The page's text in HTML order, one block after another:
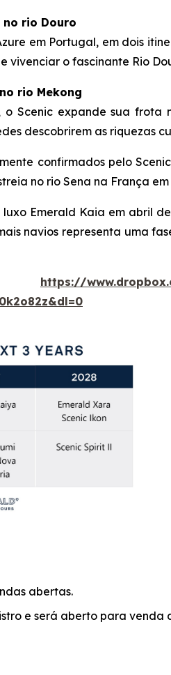
no rio Douro
em Portugal, em dois
vivenciar o fascinante Rio
rio Mekong
Scenic expande sua frota
descobrirem as riquezas
confirmados pelo
no rio Sena na França em
luxo Emerald Kaia em abril
navios representa uma
- https://
abertas.
e será aberto para